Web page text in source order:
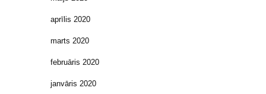
aprīlis 2020
marts 2020
februāris 2020
janvāris 2020